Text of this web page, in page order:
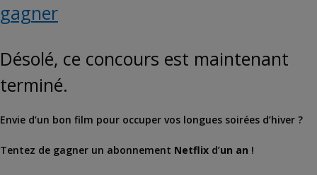
gagner
Désolé, ce concours est maintenant
terminé.
Envie d’un bon film pour occuper vos longues soirées d’hiver ?
Tentez de gagner un abonnement Netflix d’un an !